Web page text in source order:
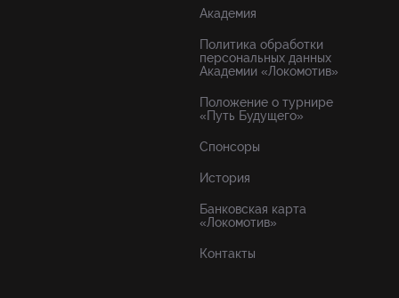
Академия
Политика обработки
персональных данных
Академии «Локомотив»
Положение о турнире
«Путь Будущего»
Спонсоры
История
Банковская карта
«Локомотив»
Контакты